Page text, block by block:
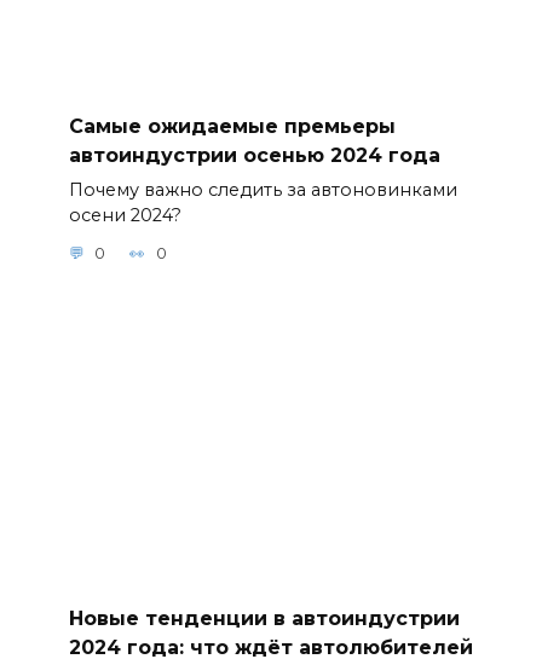
Самые ожидаемые премьеры
автоиндустрии осенью 2024 года
Почему важно следить за автоновинками
осени 2024?
0 0
Новые тенденции в автоиндустрии
2024 года: что ждёт автолюбителей